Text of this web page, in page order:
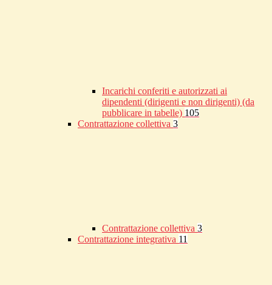
Incarichi conferiti e autorizzati ai
dipendenti (dirigenti e non dirigenti) (da
pubblicare in tabelle) 105
Contrattazione collettiva 3
Contrattazione collettiva 3
Contrattazione integrativa 11